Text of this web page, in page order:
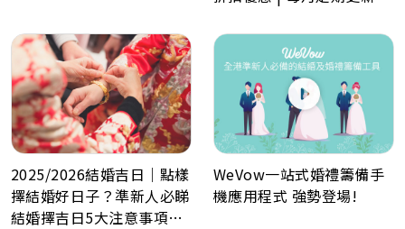
2025/2026結婚吉日｜點樣
擇結婚好日子？準新人必睇
結婚擇吉日5大注意事項！
WeVow一站式婚禮籌備手
機應用程式 強勢登場!